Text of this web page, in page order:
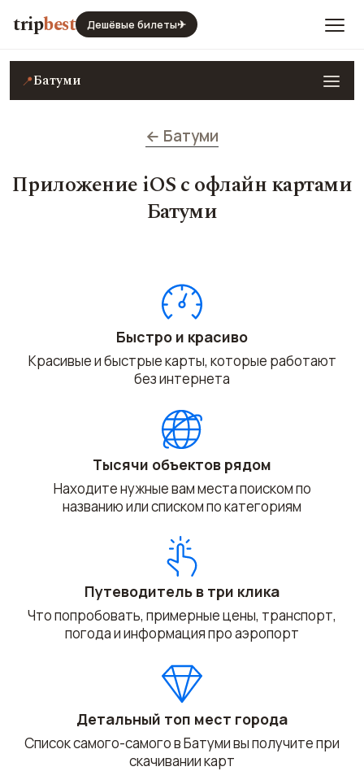
tripbest Дешёвые билеты✈
📍Батуми
← Батуми
Приложение iOS с офлайн картами
Батуми
Быстро и красиво
Красивые и быстрые карты, которые работают
без интернета
Тысячи объектов рядом
Находите нужные вам места поиском по
названию или списком по категориям
Путеводитель в три клика
Что попробовать, примерные цены, транспорт,
погода и информация про аэропорт
Детальный топ мест города
Список самого-самого в Батуми вы получите при
скачивании карт